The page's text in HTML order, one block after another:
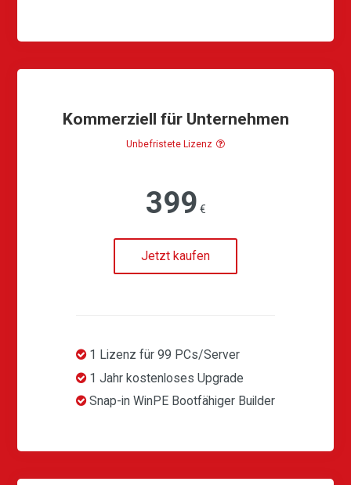
Kommerziell für Unternehmen
Unbefristete Lizenz
399 €
Jetzt kaufen
1 Lizenz für 99 PCs/Server
1 Jahr kostenloses Upgrade
Snap-in WinPE Bootfähiger Builder